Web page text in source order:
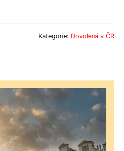
Kategorie: Dovolená v ČR